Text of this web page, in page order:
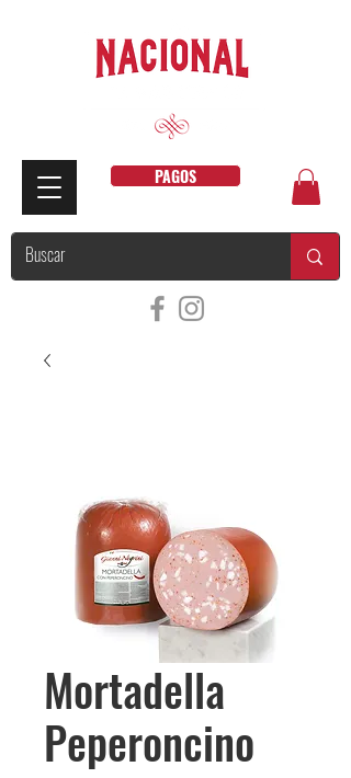
PAGOS
Mortadella
Peperoncino